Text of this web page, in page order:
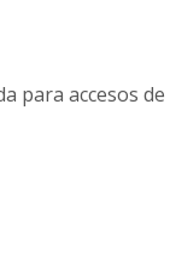
accesos de